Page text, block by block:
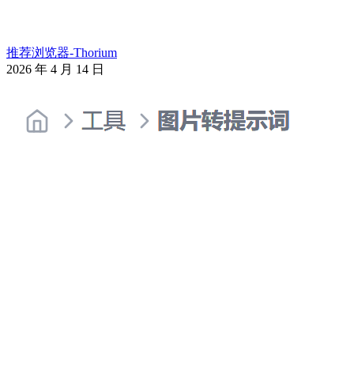
推荐浏览器-Thorium
2026 年 4 月 14 日